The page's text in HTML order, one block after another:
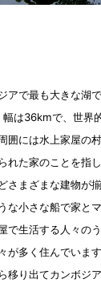
アで最も大きな湖
幅は36kmで、世界
囲には水上家屋の
れた家のことを指
さまざまな建物が
な小さな船で家と
で生活する人々の
が多く住んでいま
移り出てカンボジ